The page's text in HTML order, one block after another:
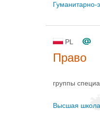
Гуманитарно-
PL
Право
группы
Высшая школа